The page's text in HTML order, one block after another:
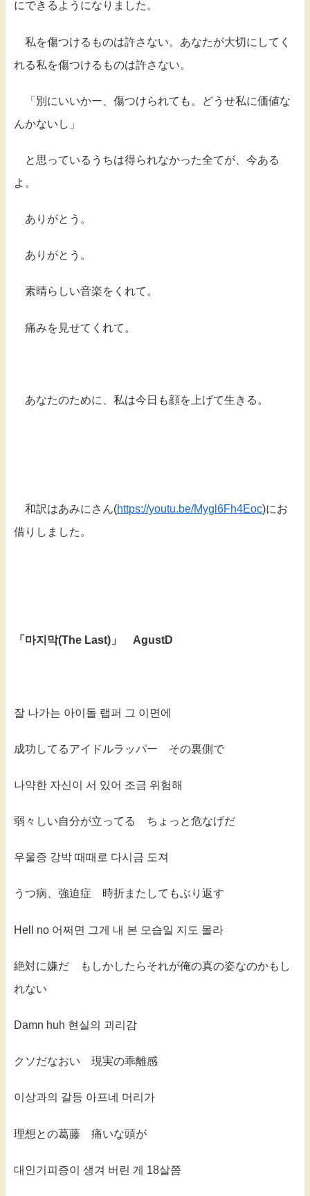
にできるようになりました。
私を傷つけるものは許さない。あなたが大切にしてく
れる私を傷つけるものは許さない。
「別にいいかー、傷つけられても。どうせ私に価値な
んかないし」
と思っているうちは得られなかった全てが、今ある
よ。
ありがとう。
ありがとう。
素晴らしい音楽をくれて。
痛みを見せてくれて。
あなたのために、私は今日も顔を上げて生きる。
和訳はあみにさん(https://youtu.be/Mygl6Fh4Eoc)にお
借りしました。
「마지막(The Last)」 AgustD
잘 나가는 아이돌 랩퍼 그 이면에
成功してるアイドルラッパー その裏側で
나약한 자신이 서 있어 조금 위험해
弱々しい自分が立ってる ちょっと危なげだ
우울증 강박 때때로 다시금 도져
うつ病、強迫症 時折またしてもぶり返す
Hell no 어쩌면 그게 내 본 모습일 지도 몰라
絶対に嫌だ もしかしたらそれが俺の真の姿なのかもし
れない
Damn huh 현실의 괴리감
クソだなおい 現実の乖離感
이상과의 갈등 아프네 머리가
理想との葛藤 痛いな頭が
대인기피증이 생겨 버린 게 18살쯤